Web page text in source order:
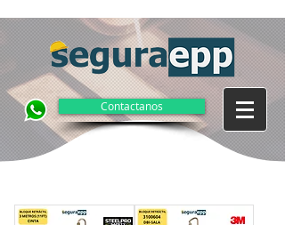
Contactanos